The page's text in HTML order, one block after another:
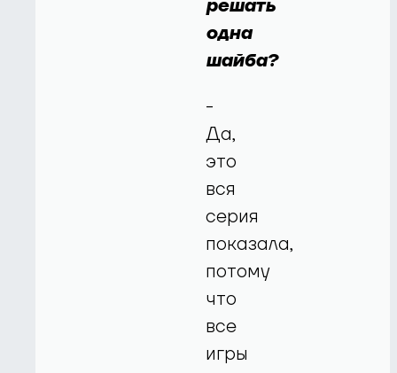
решать
одна
шайба?
-
Да,
это
вся
серия
показала,
потому
что
все
игры